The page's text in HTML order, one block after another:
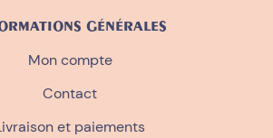
GÉNÉRALES
Mon compte
Contact
et paiements